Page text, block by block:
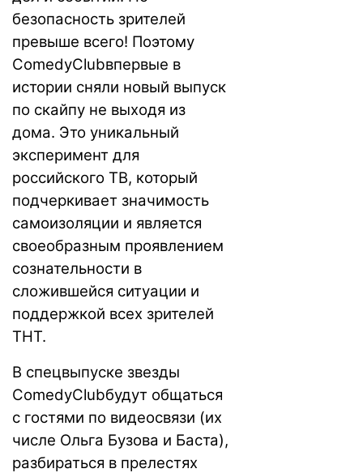
безопасность зрителей
превыше всего! Поэтому
ComedyClubвпервые в
истории сняли новый выпуск
по скайпу не выходя из
дома. Это уникальный
эксперимент для
российского ТВ, который
подчеркивает значимость
самоизоляции и является
своеобразным проявлением
сознательности в
сложившейся ситуации и
поддержкой всех зрителей
ТНТ.
В спецвыпуске звезды
ComedyClubбудут общаться
с гостями по видеосвязи (их
числе Ольга Бузова и Баста),
разбираться в прелестях